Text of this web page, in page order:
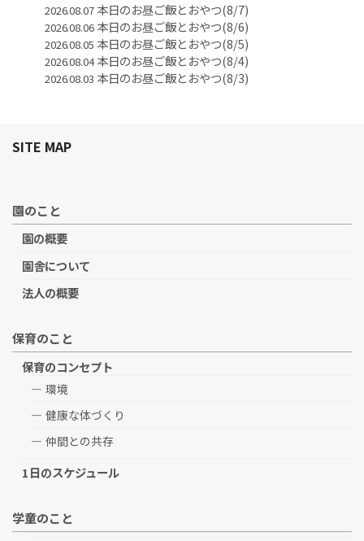
2026.08.07本日のお昼ご飯とおやつ(8/7)
2026.08.06本日のお昼ご飯とおやつ(8/6)
2026.08.05 本日のお昼ご飯とおやつ(8/5)
2026.08.04本日のお昼ご飯とおやつ(8/4)
2026.08.03 本日のお昼ご飯とおやつ(8/3)
SITE MAP
園のこと
園の概要
園舎について
法人の概要
保育のこと
保育のコンセプト
環境
健康な体づくり
仲間との共存
1日のスケジュール
学童のこと